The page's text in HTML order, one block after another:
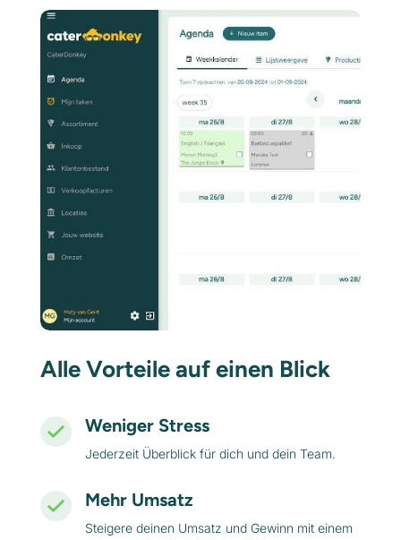
Alle Vorteile auf einen Blick
Weniger Stress
Jederzeit Überblick für dich und dein Team.
Mehr Umsatz
Steigere deinen Umsatz und Gewinn mit einem